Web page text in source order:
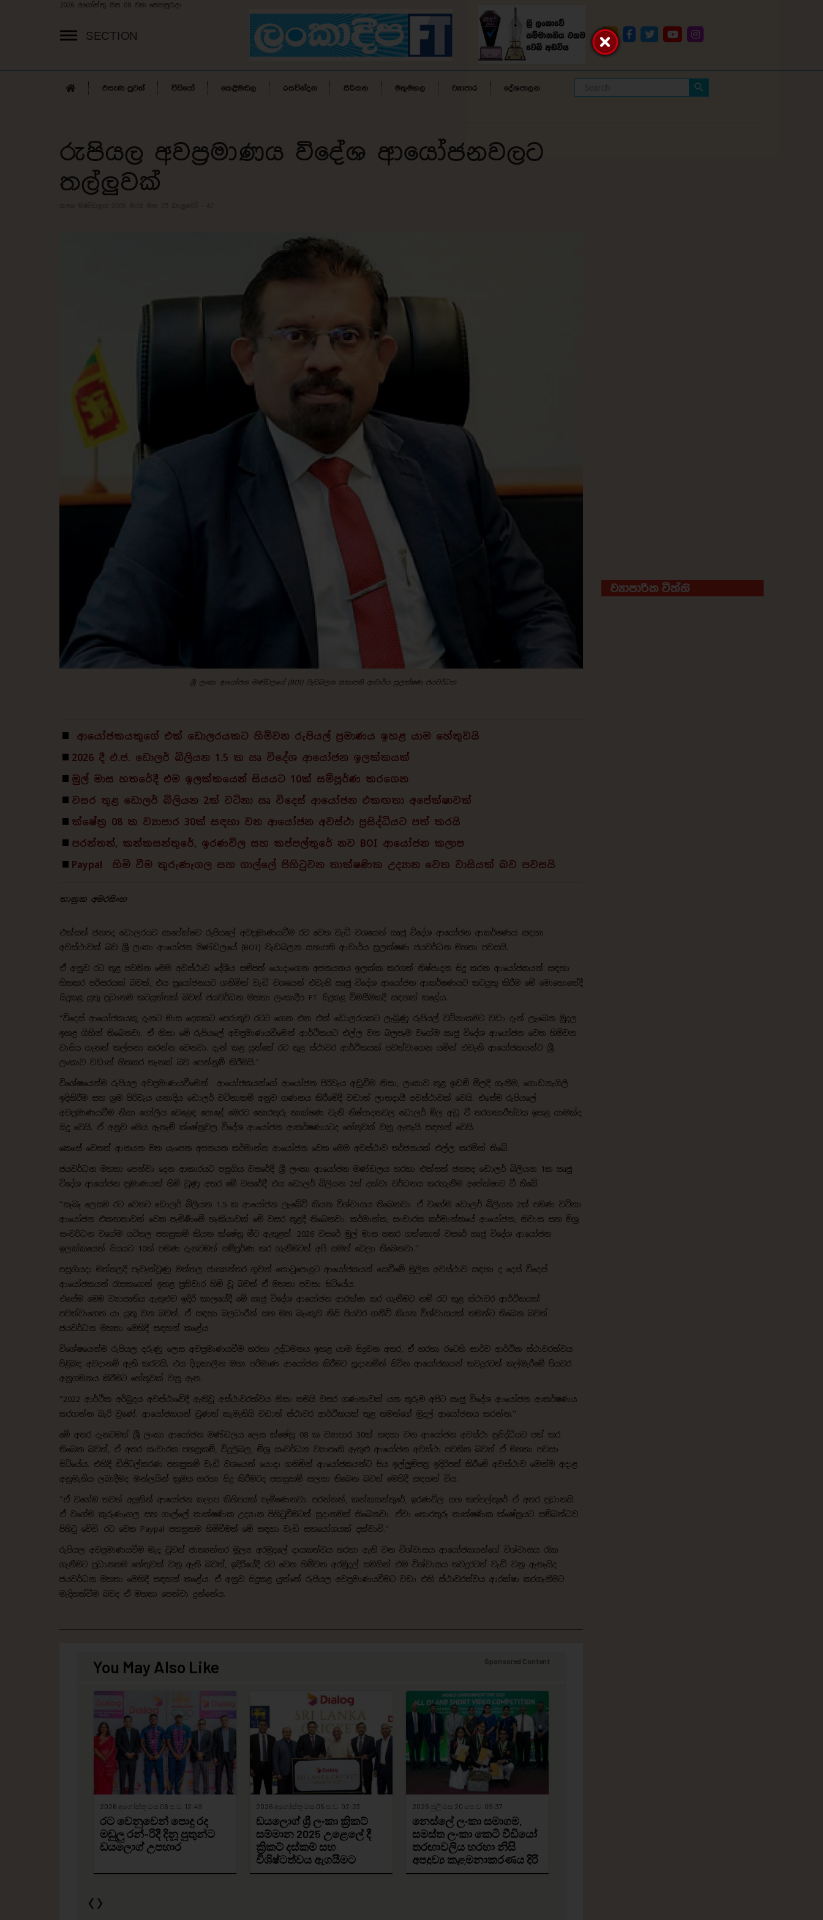
2026 අගෝස්තු මස 08 වන සෙනසුරාදා
SECTION
එසැණ පුවත් වීඩියෝ කෙළිමඬල රසවින්දන සිරිකත මතුමහල ව්‍යාපාර දේශපාලන
රුපියල අවප්‍රමාණය විදේශ ආයෝජනවලට
තල්ලුවක්
ශ්‍රී ලංකා ආයෝජන මණ්ඩලයේ (BOI) වැඩබලන සභාපති ආචාර්ය සුලක්ෂණ ජයවර්ධන
ආයෝජකයකුගේ එක් ඩොලරයකට හිමිවන රුපියල් ප්‍රමාණය ඉහළ යාම හේතුවයි
2026 දී එ.ජ. ඩොලර් බිලියන 1.5 ක ඍ විදේශ ආයෝජන ඉලක්කයක්
මුල් මාස හතරේදී එම ඉලක්කයෙන් සියයට 10ක් සම්පූර්ණ කරගෙන
වසර තුළ ඩොලර් බිලියන 2ක් වටිනා ඍ විදෙස් ආයෝජන එකඟතා අපේක්ෂාවක්
ක්ෂේත්‍ර 08 ක ව්‍යාපාර 30ක් සඳහා වන ආයෝජන අවස්ථා ප්‍රසිද්ධියට පත් කරයි
පරන්තන්, කන්කසන්තුරේ, ඉරණවිල සහ කප්පල්තුරේ නව BOI ආයෝජන කලාප
Paypal හිමි වීම කුරුණෑගල සහ ගාල්ලේ පිහිටුවන තාක්ෂණික උද්‍යාන වෙත වාසියක් බව පවසයි
භානුක අමරසිංහ
එක්සත් ජනපද ඩොලරයට සාපේක්ෂව රුපියලේ අවප්‍රමාණයවීම රට වෙත වැඩි වශයෙන් ඍජු විදේශ ආයෝජන ආකර්ෂණය සඳහා
අවස්ථාවක් බව ශ්‍රී ලංකා ආයෝජන මණ්ඩලයේ (BOI) වැඩබලන සභාපති ආචාර්ය සුලක්ෂණ ජයවර්ධන මහතා පවසයි.
ඒ අනුව රට තුළ පවතින මෙම අවස්ථාව දේශීය සම්පත් යොදාගෙන අපනයනය ඉලක්ක කරගත් නිෂ්පාදන සිදු කරන ආයෝජකයන් සඳහා
හිතකර පරිසරයක් බවත්, එය ප්‍රයෝජනයට ගනිමින් වැඩි වශයෙන් එවැනි ඍජු විදේශ ආයෝජන ආකර්ෂණයට කටයුතු කිරීම මේ මොහොතේදී
සිදුකළ යුතු ප්‍රධානම කටයුත්තක් බවත් ජයවර්ධන මහතා ලංකාදීප FT සිදුකළ විමසීමකදී සඳහන් කළේය.
“විදෙස් ආයෝජකයකු දැනට මාස දෙකකට පෙරාතුව රටට ගෙන එන එක් ඩොලරයකට ලැබුණු රුපියල් වටිනාකමට වඩා දැන් ලැබෙන මුදල
ඉහළ ගිහින් තිබෙනවා. ඒ නිසා මේ රුපියලේ අවප්‍රමාණයවීමෙන් ආර්ථිකයට එල්ල වන බලපෑම වගේම ඍජු විදේශ ආයෝජන වෙත හිමිවන
වාසිය ගැනත් කල්පනා කරන්න වෙනවා. දැන් කළ යුත්තේ රට තුළ ස්ථාවර ආර්ථිකයක් පවත්වාගෙන යමින් එවැනි ආයෝජකයන්ට ශ්‍රී
ලංකාව වඩාත් හිතකර තැනක් බව පෙන්නුම් කිරීමයි.’’
විශේෂයෙන්ම රුපියල අවප්‍රමාණයවීමෙන්
ආයෝජකයන්ගේ ආයෝජන පිරිවැය අඩුවීම නිසා, ලංකාව තුළ ඉඩම් මිලදී ගැනීම, ගොඩනැගිලි
ඉදිකිරීම සහ ශ්‍රම පිරිවැය යනාදිය ඩොලර් වටිනාකම් අනුව ගණනය කිරීමේදී වඩාත් ලාභදායී අවස්ථාවක් වෙයි. එසේම රුපියලේ
අවප්‍රමාණයවීම නිසා ගෝලීය වෙළෙඳ පොළේ මෙරට තොරතුරු තාක්ෂණ වැනි නිෂ්පාදනවල ඩොලර් මිල අඩු වී තරගකාරීත්වය ඉහළ යාමක්ද
සිදු වෙයි. ඒ අනුව මෙය ඇතැම් ක්ෂේත්‍රවල විදේශ ආයෝජන ආකර්ෂණයටද හේතුවක් වනු ඇතැයි සඳහන් වෙයි.
කෙසේ වෙතත් ආනයන මත යැපෙන අපනයන කර්මාන්ත ආයෝජන වෙත මෙම අවස්ථාව තර්ජනයක් එල්ල කරමින් තිබේ.
ජයවර්ධන මහතා පෙන්වා දෙන ආකාරයට පසුගිය වසරේදී ශ්‍රී ලංකා ආයෝජන මණ්ඩලය හරහා එක්සත් ජනපද ඩොලර් බිලියන 1ක ඍජු
විදේශ ආයෝජන ප්‍රමාණයක් හිමි වුණු අතර මේ වසරේදී එය ඩොලර් බිලියන 2ක් දක්වා වර්ධනය කරගැනීම අපේක්ෂාව වී තිබේ.
“සැබෑ ලෙසම රට වෙතට ඩොලර් බිලියන 1.5 ක ආයෝජන ලැබේවි කියන විශ්වාසය තිබෙනවා. ඒ වගේම ඩොලර් බිලියන 2ක් පමණ වටිනා
ආයෝජන එකඟතාවන් වෙත පැමිණීමේ හැකියාවක් මේ වසර තුළදී තිබෙනවා. කර්මාන්ත, සංචාරක කර්මාන්තයේ ආයෝජන, නිවාස සහ මිශ්‍ර
සංවර්ධන වගේම යටිතල පහසුකම් කියන ක්ෂේත්‍ර මීට ඇතුළත්. 2026 වසරේ මුල් මාස හතර ගත්තොත් වසරේ ඍජු විදේශ ආයෝජන
ඉලක්කයෙන් සියයට 10ක් පමණ දැනටමත් සම්පූර්ණ කර ගැනීමටත් අපි සමත් වෙලා තිබෙනවා.’’
පසුගියදා මත්තලදී පැවැත්වුණු මත්තල ජාත්‍යන්තර ගුවන් තොටුපොළට ආයෝජකයන් සෙවීමේ මූලික අවස්ථාව සඳහා ද දෙස් විදෙස්
ආයෝජකයන් රැසකගෙන් ඉහළ ප්‍රතිචාර හිමි වූ බවත් ඒ මහතා පවසා සිටියේය.
එසේම මෙම ව්‍යාපෘතිය ඇතුළුව ඉදිරි කාලයේදී මේ ඍජු විදේශ ආයෝජන ආරක්ෂා කර ගැනීමට නම් රට තුළ ස්ථාවර ආර්ථිකයක්
පවත්වාගෙන යා යුතු වන බවත්, ඒ සඳහා බලධාරීන් සහ මහ බැංකුව නිසි පියවර ගනීවි කියන විශ්වාසයක් තමන්ට තිබෙන බවත්
ජයවර්ධන මහතා මෙහිදී සඳහන් කළේය.
විශේෂයෙන්ම රුපියල දරුණු ලෙස අවප්‍රමාණයවීම හරහා උද්ධමනය ඉහළ යාම සිදුවන අතර, ඒ හරහා රටෙහි සාර්ව ආර්ථික ස්ථාවරත්වය
පිළිබඳ අවදානම් ඇති කරවයි. එය දිගුකාලීන මහා පරිමාණ ආයෝජන කිරීමට සූදානමින් සිටින ආයෝජකයන් තවදුරටත් කල්මැරීමේ පියවර
අනුගමනය කිරීමට හේතුවක් වනු ඇත.
“2022 ආර්ථික අර්බුදය අවස්ථාවේදී ඇතිවූ අස්ථාවරත්වය නිසා තමයි වසර ගණනාවක් යන තුරුම අපිට ඍජු විදේශ ආයෝජන ආකර්ෂණය
කරගන්න බැරි වුණේ. ආයෝජකයන් වුණත් කැමැතියි වඩාත් ස්ථාවර ආර්ථිකයක් තුළ තමන්ගේ මුදල් ආයෝජනය කරන්න.’’
මේ අතර දැනටමත් ශ්‍රී ලංකා ආයෝජන මණ්ඩලය ලෙස ක්ෂේත්‍ර 08 ක ව්‍යාපාර 30ක් සඳහා වන ආයෝජන අවස්ථා ප්‍රසිද්ධියට පත් කර
තිබෙන බවත්, ඒ අතර සංචාරක පහසුකම්, විදුලිබල, මිශ්‍ර සංවර්ධන ව්‍යාපෘති ඇතුළු ආයෝජන අවස්ථා පවතින බවත් ඒ මහතා පවසා
සිටියේය. එහිදී ඩිජිටල්කරණ පහසුකම් වැඩි වශයෙන් යොදා ගනිමින් ආයෝජකයන්ට සිය ඉල්ලු‍ම්පත්‍ර ඉදිරිපත් කිරීමේ අවස්ථාව මෙන්ම අදාළ
අනුමැතිය ලබාදීමද ඔන්ලයින් ක්‍රමය හරහා සිදු කිරීමටද පහසුකම් සලසා තිබෙන බවත් මෙහිදී සඳහන් විය.
“ඒ වගේම තවත් අලු‍තින් ආයෝජන කලාප කිහිපයක් පැමිණෙනවා. පරන්තන්, කන්කසන්තුරේ, ඉරණවිල සහ කප්පල්තුරේ ඒ අතර ප්‍රධානයි.
ඒ වගේම කුරුණෑගල සහ ගාල්ලේ තාක්ෂණික උද්‍යාන පිහිටුවීමටත් සූදානමක් තිබෙනවා. ඒවා තොරතුරු තාක්ෂණික ක්ෂේත්‍රයට සම්බන්ධව
පිහිටු වේවි. රට වෙත Paypal පහසුකම හිමිවීමත් මේ සඳහා වැඩි සහයෝගයක් දක්වාවි.“
රුපියල අවප්‍රමාණයවීම මැද වුවත් ජාත්‍යන්තර මූල්‍ය අරමුදලේ දායකත්වය හරහා ඇති වන විශ්වාසය ආයෝජකයන්ගේ විශ්වාසය රැක
ගැනීමට ප්‍රධානතම හේතුවක් වනු ඇති බවත්, ඉදිරියේදී රට වෙත හිමිවන අරමුදල් සමගින් එම විශ්වාසය තවදුරටත් වැඩි වනු ඇතැයිද
ජයවර්ධන මහතා මෙහිදී සඳහන් කළේය. ඒ අනුව සිදුකළ යුත්තේ රුපියල අවප්‍රමාණයවීමට වඩා එහි ස්ථාවරත්වය ආරක්ෂා කරගැනීමට
මැදිහත්වීම බවද ඒ මහතා පෙන්වා දුන්නේය.
ව්‍යාපාරික විත්ති